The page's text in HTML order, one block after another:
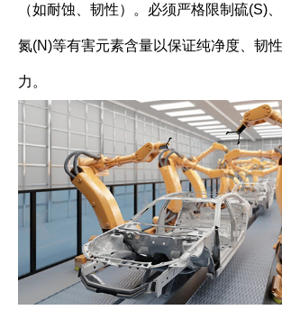
（如耐蚀、韧性）。必须严格限制硫(S)
氮(N)等有害元素含量以保证纯净度、韧
力。